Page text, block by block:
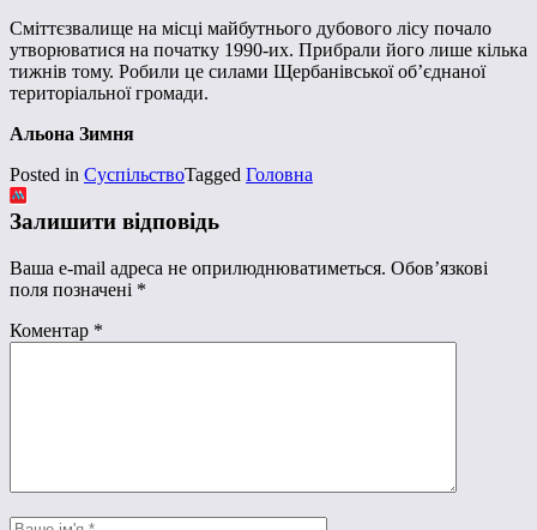
Сміттєзвалище на місці майбутнього дубового лісу почало
утворюватися на початку 1990-их. Прибрали його лише кілька
тижнів тому. Робили це силами Щербанівської об’єднаної
територіальної громади.
Альона Зимня
Posted in СуспільствоTagged Головна
Залишити відповідь
Ваша e-mail адреса не оприлюднюватиметься. Обов’язкові
поля позначені *
Коментар *